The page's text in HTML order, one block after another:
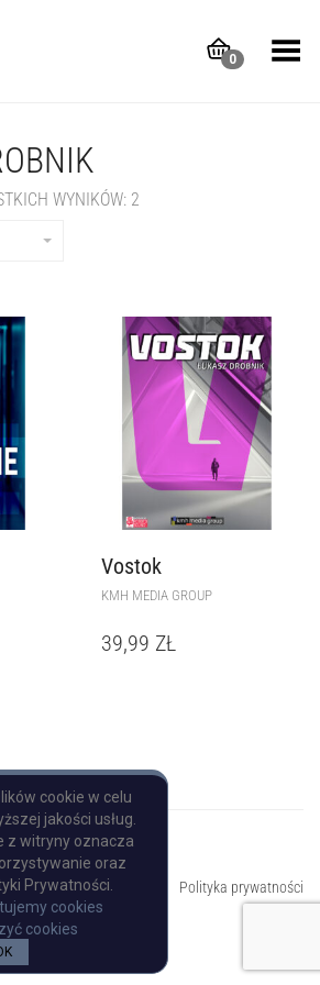
0
Toggle Menu
WYNIKÓW: 2
Vostok
KMH MEDIA GROUP
39,99 ZŁ
Polityka prywatności
cookie w celu
jakości usług.
z witryny oznacza
oraz
Prywatności.
cookies
cookies